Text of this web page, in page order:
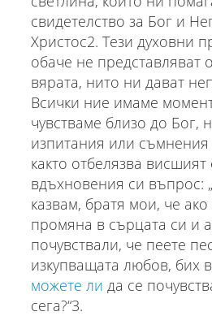
свидетелство за Бог и
Христос2. Тези духовни
обаче не
вярата, нито ни дават
Всички ние имаме
чувстваме близо до Бог,
изпитания или
както отбелязва
вдъхновения си въпрос:
казвам, братя мои, че
промяна в сърцата си и
почувствали, че пеете
изкупващата любов, бих
можете ли да се
сега?“3.